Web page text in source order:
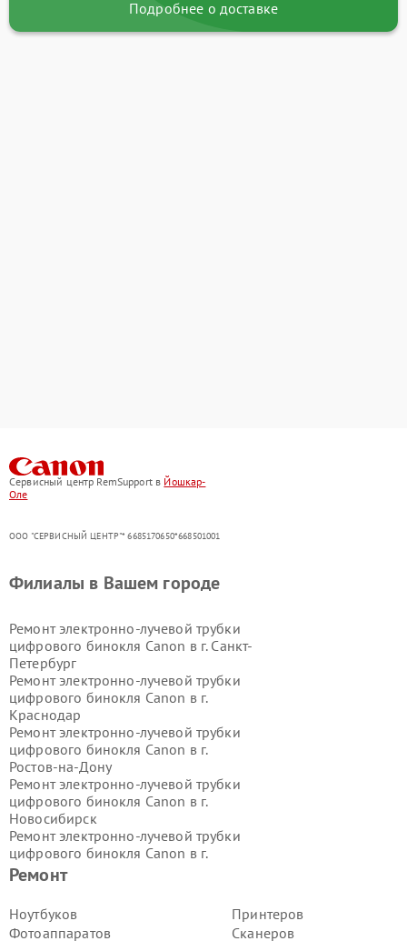
Подробнее о доставке
Сервисный центр RemSupport в Йошкар-
Оле
ООО "СЕРВИСНЫЙ ЦЕНТР"* 6685170650*668501001
Ремонт
Ноутбуков
Фотоаппаратов
Принтеров
Сканеров
Филиалы в Вашем городе
Ремонт электронно-лучевой трубки
цифрового бинокля Canon в г. Санкт-
Петербург
Ремонт электронно-лучевой трубки
цифрового бинокля Canon в г.
Краснодар
Ремонт электронно-лучевой трубки
цифрового бинокля Canon в г.
Ростов-на-Дону
Ремонт электронно-лучевой трубки
цифрового бинокля Canon в г.
Новосибирск
Ремонт электронно-лучевой трубки
цифрового бинокля Canon в г.
Екатеринбург
цифрового бинокля Canon в г.
Казань